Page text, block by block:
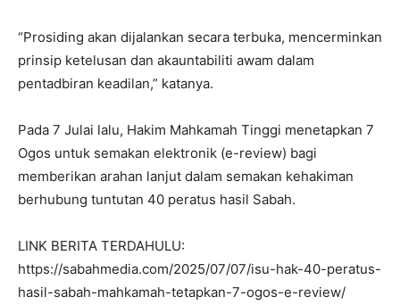
“Prosiding akan dijalankan secara terbuka, mencerminkan
prinsip ketelusan dan akauntabiliti awam dalam
pentadbiran keadilan,” katanya.
Pada 7 Julai lalu, Hakim Mahkamah Tinggi menetapkan 7
Ogos untuk semakan elektronik (e-review) bagi
memberikan arahan lanjut dalam semakan kehakiman
berhubung tuntutan 40 peratus hasil Sabah.
LINK BERITA TERDAHULU:
https://sabahmedia.com/2025/07/07/isu-hak-40-peratus-
hasil-sabah-mahkamah-tetapkan-7-ogos-e-review/